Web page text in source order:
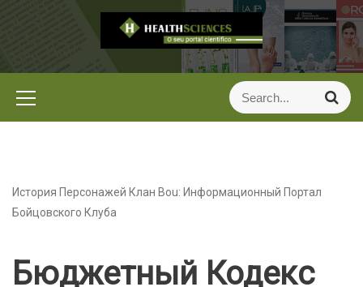
S
e
h
:
S
e
a
История Персонажей Клан Bou: Информационный Портал
Бойцовского Клуба
Бюджетный Кодекс
l